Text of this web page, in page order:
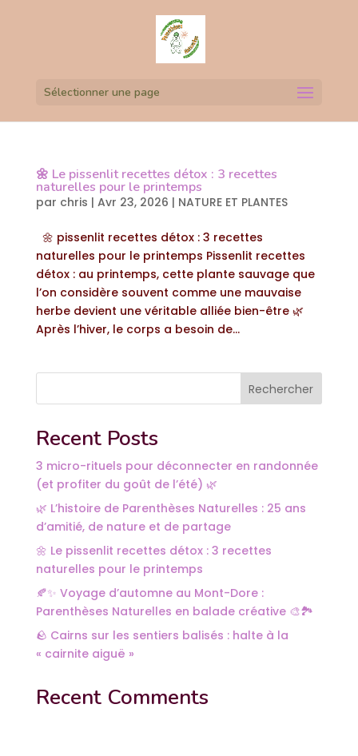
Sélectionner une page
🌼 Le pissenlit recettes détox : 3 recettes
naturelles pour le printemps
par chris | Avr 23, 2026 | NATURE ET PLANTES
🌼 pissenlit recettes détox : 3 recettes
naturelles pour le printemps Pissenlit recettes
détox : au printemps, cette plante sauvage que
l’on considère souvent comme une mauvaise
herbe devient une véritable alliée bien-être 🌿
Après l’hiver, le corps a besoin de...
Rechercher
Recent Posts
3 micro-rituels pour déconnecter en randonnée
(et profiter du goût de l’été) 🌿
🌿 L’histoire de Parenthèses Naturelles : 25 ans
d’amitié, de nature et de partage
🌼 Le pissenlit recettes détox : 3 recettes
naturelles pour le printemps
🍂✨ Voyage d’automne au Mont-Dore :
Parenthèses Naturelles en balade créative 🎨🏞️
🪨 Cairns sur les sentiers balisés : halte à la
« cairnite aiguë »
Recent Comments